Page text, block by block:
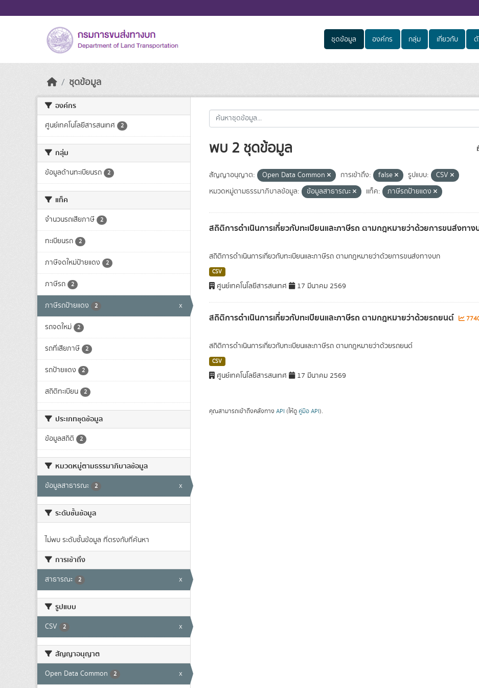
ชุดข้อมูล องค์กร กลุ่ม เกี่ยวกับ
ชุดข้อมูล
องค์กร
ศูนย์เทคโนโลยีสารสนเทศ 2
กลุ่ม
ข้อมูลด้านทะเบียนรถ 2
แท็ค
จำนวนรถเสียภาษี 2
ทะเบียนรถ 2
ภาษีจดใหม่ป้ายแดง 2
ภาษีรถ 2
ภาษีรถป้ายแดง 2 x
รถจดใหม่ 2
รถที่เสียภาษี 2
รถป้ายแดง 2
สถิติทะเบียน 2
ประเภทชุดข้อมูล
ข้อมูลสถิติ 2
หมวดหมู่ตามธรรมาภิบาลข้อมูล
ข้อมูลสาธารณะ 2 x
ระดับชั้นข้อมูล
ไม่พบ ระดับชั้นข้อมูล ที่ตรงกับที่ค้นหา
การเข้าถึง
สาธารณะ 2 x
รูปแบบ
CSV 2 x
สัญญาอนุญาต
Open Data Common 2 x
พบ 2 ชุดข้อมูล
สัญญาอนุญาต: Open Data Common การเข้าถึง: false รูปแบบ:
CSV
หมวดหมู่ตามธรรมาภิบาลข้อมูล:
ข้อมูลสาธารณะ แท็ค: ภาษีรถป้ายแดง
สถิติการดำเนินการเกี่ยวกับทะเบียนและภาษีรถ ตามกฎหมายว่าด้วยการขนส่งทาง
สถิติการดำเนินการเกี่ยวกับทะเบียนและภาษีรถ ตามกฎหมายว่าด้วยการขนส่งทางบก
CSV
ศูนย์เทคโนโลยีสารสนเทศ 17 มีนาคม 2569
สถิติการดำเนินการเกี่ยวกับทะเบียนและภาษีรถ ตามกฎหมายว่าด้วยรถยนต์
สถิติการดำเนินการเกี่ยวกับทะเบียนและภาษีรถ ตามกฎหมายว่าด้วยรถยนต์
CSV
ศูนย์เทคโนโลยีสารสนเทศ 17 มีนาคม 2569
คุณสามารถเข้าถึงคลังทาง API (ให้ดู คู่มือ API).